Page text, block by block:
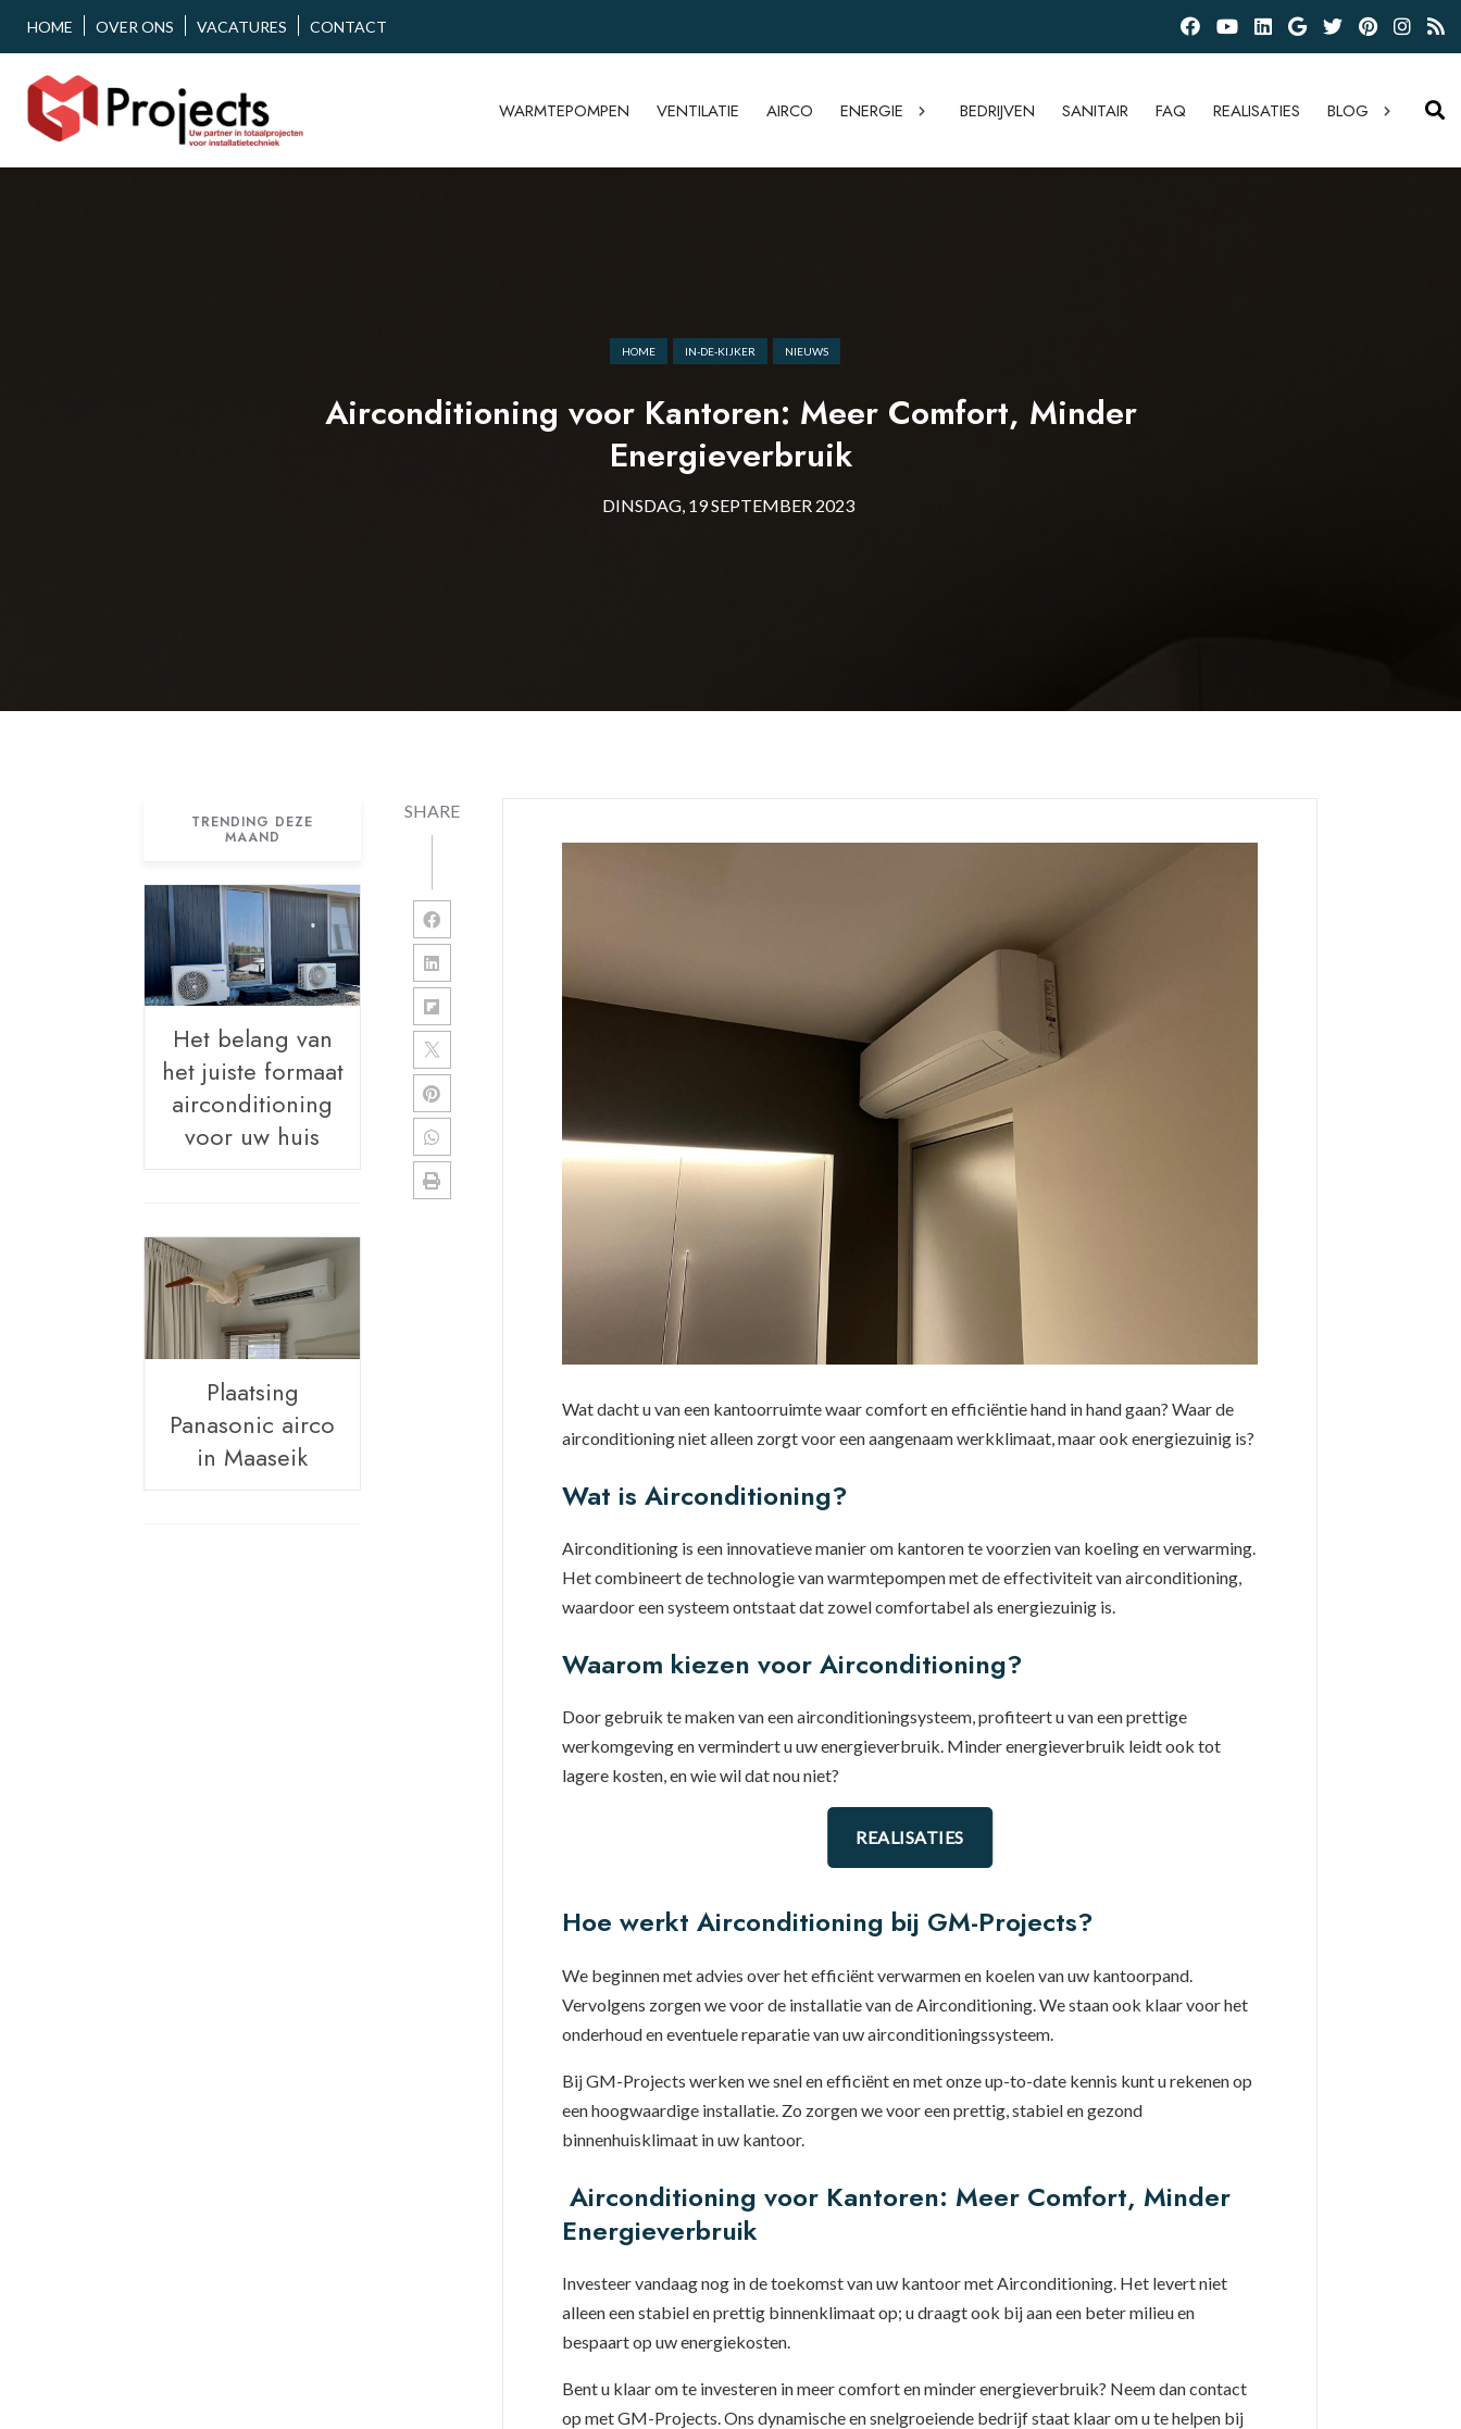
HOME OVER ONS VACATURES CONTACT
WARMTEPOMPEN VENTILATIE AIRCO ENERGIE BEDRIJVEN SANITAIR FAQ REALISATIES BLOG
HOME IN-DE-KIJKER NIEUWS
Airconditioning voor Kantoren: Meer Comfort, Minder
Energieverbruik
DINSDAG, 19 SEPTEMBER 2023
SHARE
Wat dacht u van een kantoorruimte waar comfort en efficiëntie hand in hand gaan? Waar de
airconditioning niet alleen zorgt voor een aangenaam werkklimaat, maar ook energiezuinig is?
Wat is Airconditioning?
Airconditioning is een innovatieve manier om kantoren te voorzien van koeling en verwarming.
Het combineert de technologie van warmtepompen met de effectiviteit van airconditioning,
waardoor een systeem ontstaat dat zowel comfortabel als energiezuinig is.
Waarom kiezen voor Airconditioning?
Door gebruik te maken van een airconditioningsysteem, profiteert u van een prettige
werkomgeving en vermindert u uw energieverbruik. Minder energieverbruik leidt ook tot
lagere kosten, en wie wil dat nou niet?
REALISATIES
Hoe werkt Airconditioning bij GM-Projects?
We beginnen met advies over het efficiënt verwarmen en koelen van uw kantoorpand.
Vervolgens zorgen we voor de installatie van de Airconditioning. We staan ook klaar voor het
onderhoud en eventuele reparatie van uw airconditioningssysteem.
Bij GM-Projects werken we snel en efficiënt en met onze up-to-date kennis kunt u rekenen op
een hoogwaardige installatie. Zo zorgen we voor een prettig, stabiel en gezond
binnenhuisklimaat in uw kantoor.
Airconditioning voor Kantoren: Meer Comfort, Minder
Energieverbruik
Investeer vandaag nog in de toekomst van uw kantoor met Airconditioning. Het levert niet
alleen een stabiel en prettig binnenklimaat op; u draagt ook bij aan een beter milieu en
bespaart op uw energiekosten.
Bent u klaar om te investeren in meer comfort en minder energieverbruik? Neem dan contact
op met GM-Projects. Ons dynamische en snelgroeiende bedrijf staat klaar om u te helpen bij
TRENDING DEZE
MAAND
Het belang van
het juiste formaat
airconditioning
voor uw huis
Plaatsing
Panasonic airco
in Maaseik